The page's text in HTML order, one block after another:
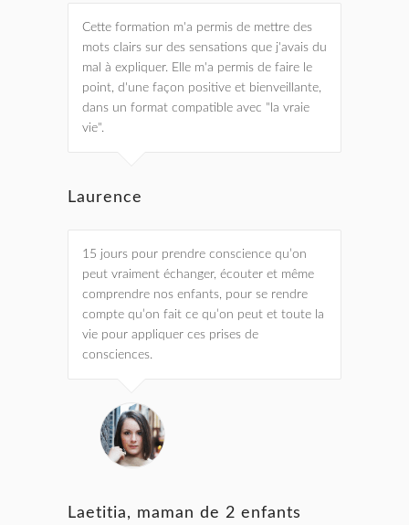
Cette formation m'a permis de mettre des
mots clairs sur des sensations que j'avais du
mal à expliquer. Elle m'a permis de faire le
point, d'une façon positive et bienveillante,
dans un format compatible avec "la vraie
vie".
Laurence
15 jours pour prendre conscience qu’on
peut vraiment échanger, écouter et même
comprendre nos enfants, pour se rendre
compte qu’on fait ce qu’on peut et toute la
vie pour appliquer ces prises de
consciences.
Laetitia, maman de 2 enfants